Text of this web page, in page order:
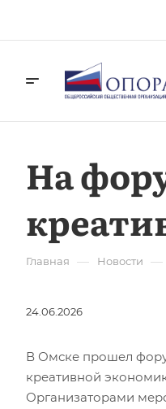
На
Главная — Новости —
24.06.2026
В Омске прошел
креативной
Организаторами